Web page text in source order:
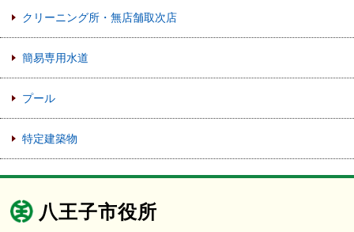
クリーニング所・無店舗取次店
簡易専用水道
プール
特定建築物
八王子市役所